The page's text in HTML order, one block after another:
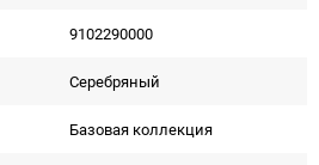
9102290000
Серебряный
Базовая коллекция